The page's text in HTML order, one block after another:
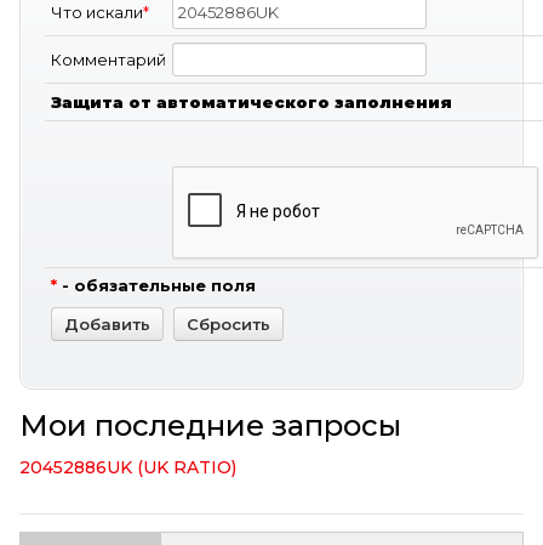
Что искали*
Комментарий
Защита от автоматического заполнения
* - обязательные поля
Мои последние запросы
20452886UK (UK RATIO)